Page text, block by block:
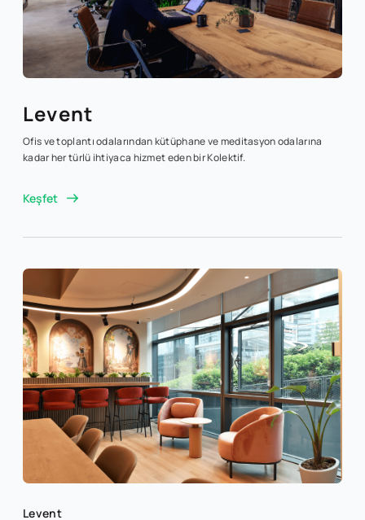
Levent
Ofis ve toplantı odalarından kütüphane ve meditasyon odalarına
kadar her türlü ihtiyaca hizmet eden bir Kolektif.
Keşfet
Levent